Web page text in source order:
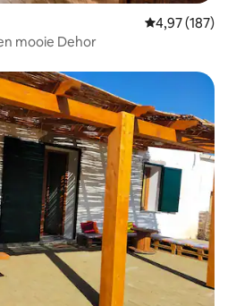
Gemiddelde
4,97 (187)
mooie Dehor